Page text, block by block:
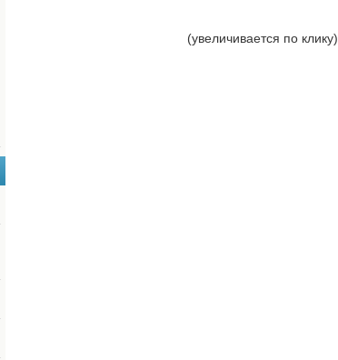
(увеличивается по клику)